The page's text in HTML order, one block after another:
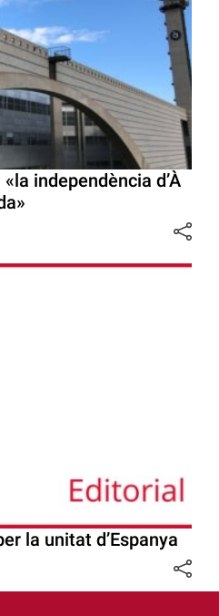
independència d’À
la unitat d’Espanya